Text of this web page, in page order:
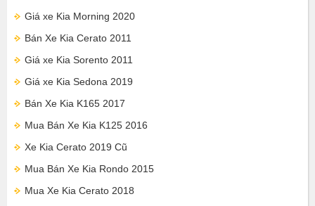
Giá xe Kia Morning 2020
Bán Xe Kia Cerato 2011
Giá xe Kia Sorento 2011
Giá xe Kia Sedona 2019
Bán Xe Kia K165 2017
Mua Bán Xe Kia K125 2016
Xe Kia Cerato 2019 Cũ
Mua Bán Xe Kia Rondo 2015
Mua Xe Kia Cerato 2018